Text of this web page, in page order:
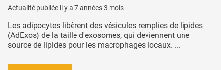
Actualité publiée il y a 7 années 3 mois
Les adipocytes libèrent des vésicules remplies de lipides
(AdExos) de la taille d'exosomes, qui deviennent une
source de lipides pour les macrophages locaux. ...